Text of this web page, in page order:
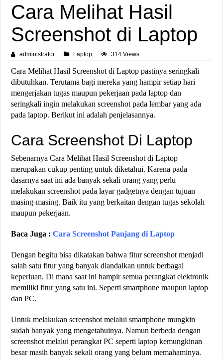
Cara Melihat Hasil
Screenshot di Laptop
administrator Laptop 314 Views
Cara Melihat Hasil Screenshot di Laptop pastinya seringkali
dibutuhkan. Terutama bagi mereka yang hampir setiap hari
mengerjakan tugas maupun pekerjaan pada laptop dan
seringkali ingin melakukan screenshot pada lembar yang ada
pada laptop. Berikut ini adalah penjelasannya.
Cara Screenshot Di Laptop
Sebenarnya Cara Melihat Hasil Screenshot di Laptop
merupakan cukup penting untuk diketahui. Karena pada
dasarnya saat ini ada banyak sekali orang yang perlu
melakukan screenshot pada layar gadgetnya dengan tujuan
masing-masing. Baik itu yang berkaitan dengan tugas sekolah
maupun pekerjaan.
Baca Juga :Cara Screenshot Panjang di Laptop
Dengan begitu bisa dikatakan bahwa fitur screenshot menjadi
salah satu fitur yang banyak diandalkan untuk berbagai
keperluan. Di mana saat ini hampir semua perangkat elektronik
memiliki fitur yang satu ini. Seperti smartphone maupun laptop
dan PC.
Untuk melakukan screenshot melalui smartphone mungkin
sudah banyak yang mengetahuinya. Namun berbeda dengan
screenshot melalui perangkat PC seperti laptop kemungkinan
besar masih banyak sekali orang yang belum memahaminya.